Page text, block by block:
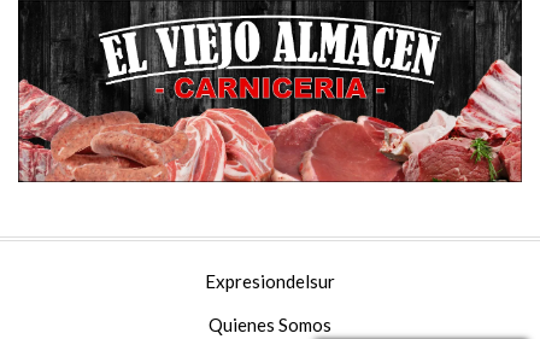
Expresiondelsur
Quienes Somos